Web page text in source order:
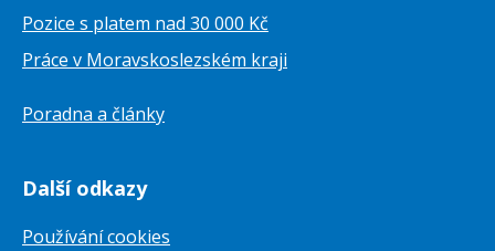
Pozice s platem nad 30 000 Kč
Práce v Moravskoslezském kraji
Poradna a články
Další odkazy
Používání cookies